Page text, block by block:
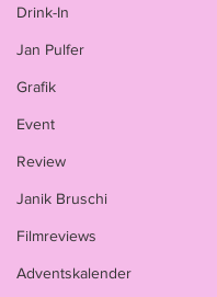
Drink-In
Jan Pulfer
Grafik
Event
Review
Janik Bruschi
Filmreviews
Adventskalender